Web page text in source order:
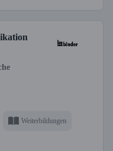
Weiterbildungen